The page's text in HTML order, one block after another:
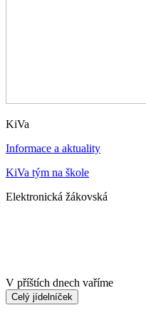
KiVa
Informace a aktuality
KiVa tým na škole
Elektronická žákovská
V příštích dnech vaříme
Celý jídelníček